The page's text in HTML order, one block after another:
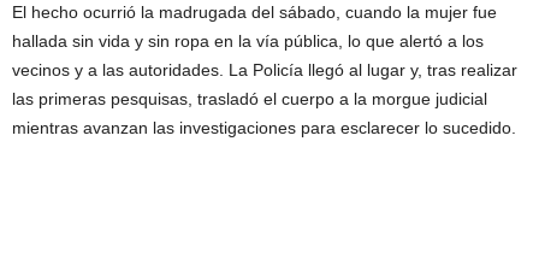
El hecho ocurrió la madrugada del sábado, cuando la mujer fue
hallada sin vida y sin ropa en la vía pública, lo que alertó a los
vecinos y a las autoridades. La Policía llegó al lugar y, tras realizar
las primeras pesquisas, trasladó el cuerpo a la morgue judicial
mientras avanzan las investigaciones para esclarecer lo sucedido.